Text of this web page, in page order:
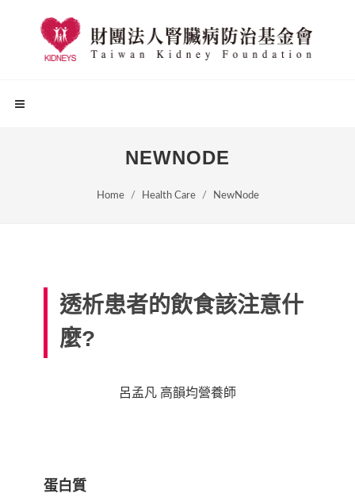
NEWNODE
Home Health Care NewNode
透析患者的飲食該注意什
麼?
呂孟凡 高韻均營養師
蛋白質